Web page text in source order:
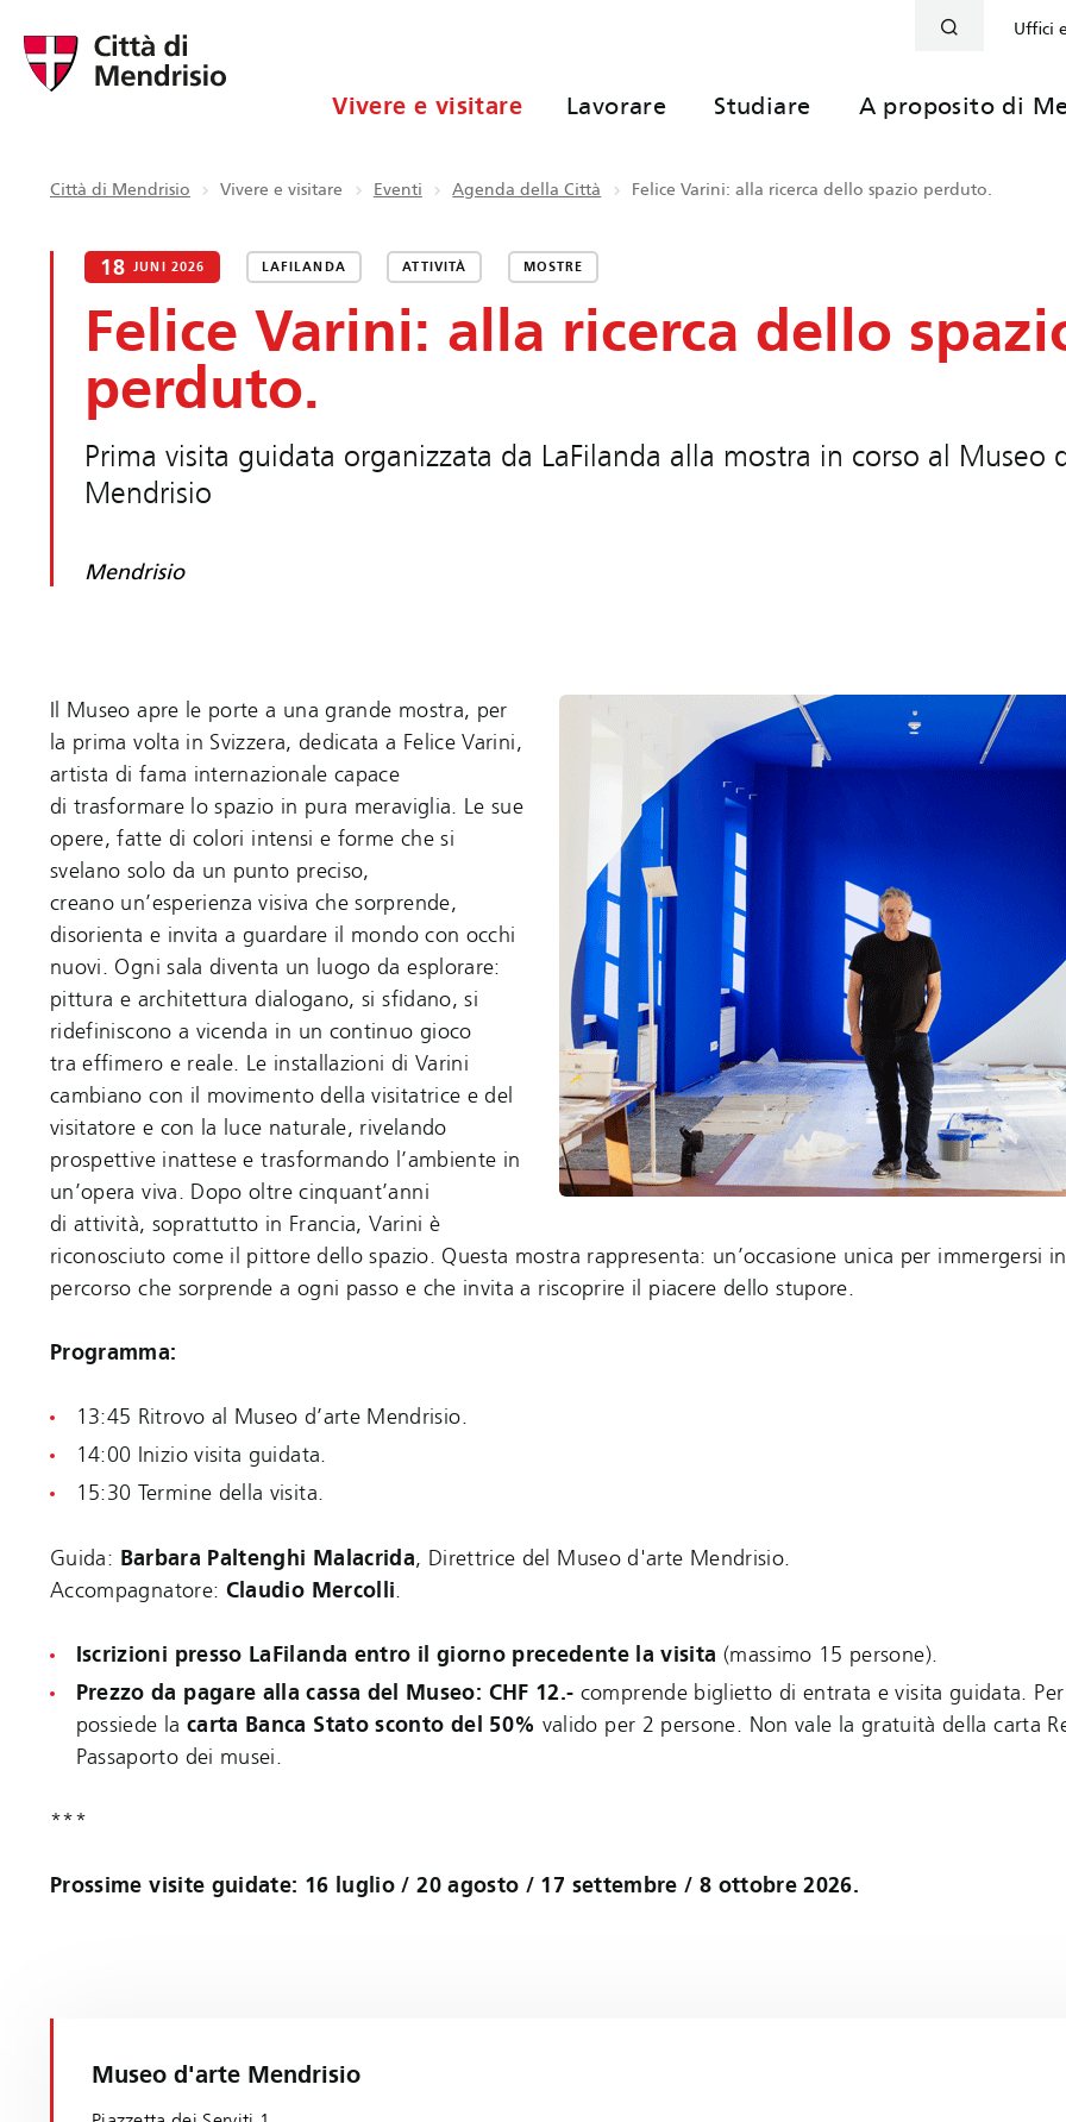
Uffici
Vivere e visitare Lavorare Studiare A proposito di
Città di Mendrisio Vivere e visitare Eventi Agenda della Città Felice Varini: alla ricerca dello spazio perduto.
18 JUNI 2026 LAFILANDA ATTIVITÀ MOSTRE
Felice Varini: alla ricerca dello
perduto.
Prima visita guidata organizzata da LaFilanda alla mostra in corso al Museo
Mendrisio
Mendrisio
Il Museo apre le porte a una grande mostra, per
la prima volta in Svizzera, dedicata a Felice Varini,
artista di fama internazionale capace
di trasformare lo spazio in pura meraviglia. Le sue
opere, fatte di colori intensi e forme che si
svelano solo da un punto preciso,
creano un’esperienza visiva che sorprende,
disorienta e invita a guardare il mondo con occhi
nuovi. Ogni sala diventa un luogo da esplorare:
pittura e architettura dialogano, si sfidano, si
ridefiniscono a vicenda in un continuo gioco
tra effimero e reale. Le installazioni di Varini
cambiano con il movimento della visitatrice e del
visitatore e con la luce naturale, rivelando
prospettive inattese e trasformando l’ambiente in
un’opera viva. Dopo oltre cinquant’anni
di attività, soprattutto in Francia, Varini è
riconosciuto come il pittore dello spazio. Questa mostra rappresenta: un’occasione unica per immergersi
percorso che sorprende a ogni passo e che invita a riscoprire il piacere dello stupore.
Programma:
13:45 Ritrovo al Museo d’arte Mendrisio.
14:00 Inizio visita guidata.
15:30 Termine della visita.
Guida: Barbara Paltenghi Malacrida, Direttrice del Museo d'arte Mendrisio.
Accompagnatore: Claudio Mercolli.
Iscrizioni presso LaFilanda entro il giorno precedente la visita (massimo 15 persone).
Prezzo da pagare alla cassa del Museo: CHF 12.- comprende biglietto di entrata e visita guidata.
possiede la carta Banca Stato sconto del 50% valido per 2 persone. Non vale la gratuità della carta
Passaporto dei musei.
***
Prossime visite guidate: 16 luglio / 20 agosto / 17 settembre / 8 ottobre 2026.
Museo d'arte Mendrisio